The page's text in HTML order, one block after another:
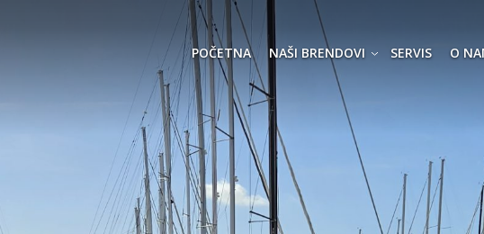
POČETNA NAŠI BRENDOVI SERVIS O